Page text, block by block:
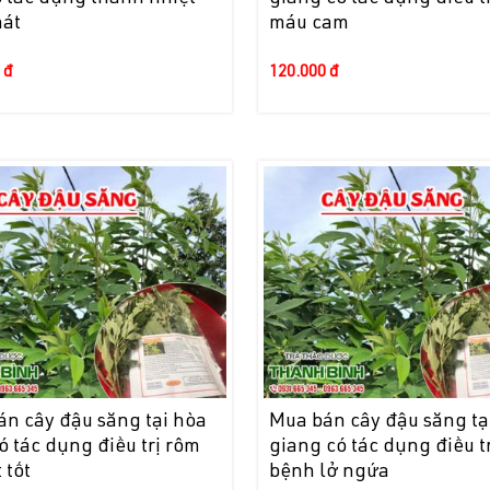
đ
máu cam
120.000 đ
cây đậu săng tại hòa
tác dụng điều trị rôm
tốt
Mua bán cây đậu săng
giang có tác dụng điều
bệnh lở ngứa